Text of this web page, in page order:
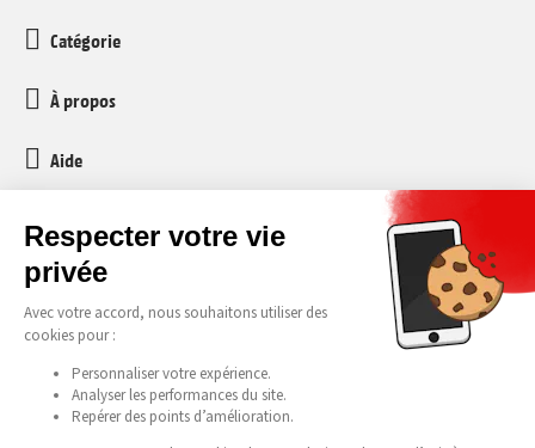
Catégorie
À propos
Aide
Service client
media-markt-refurbished@recommerce.com
Lundi-Vendredi 08:00-17:00